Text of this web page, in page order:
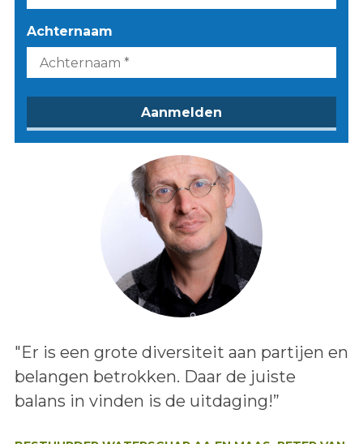
Achternaam
Lees het bericht:
"Er is een grote diversiteit aan partijen en
belangen betrokken. Daar de juiste
balans in vinden is de uitdaging!”